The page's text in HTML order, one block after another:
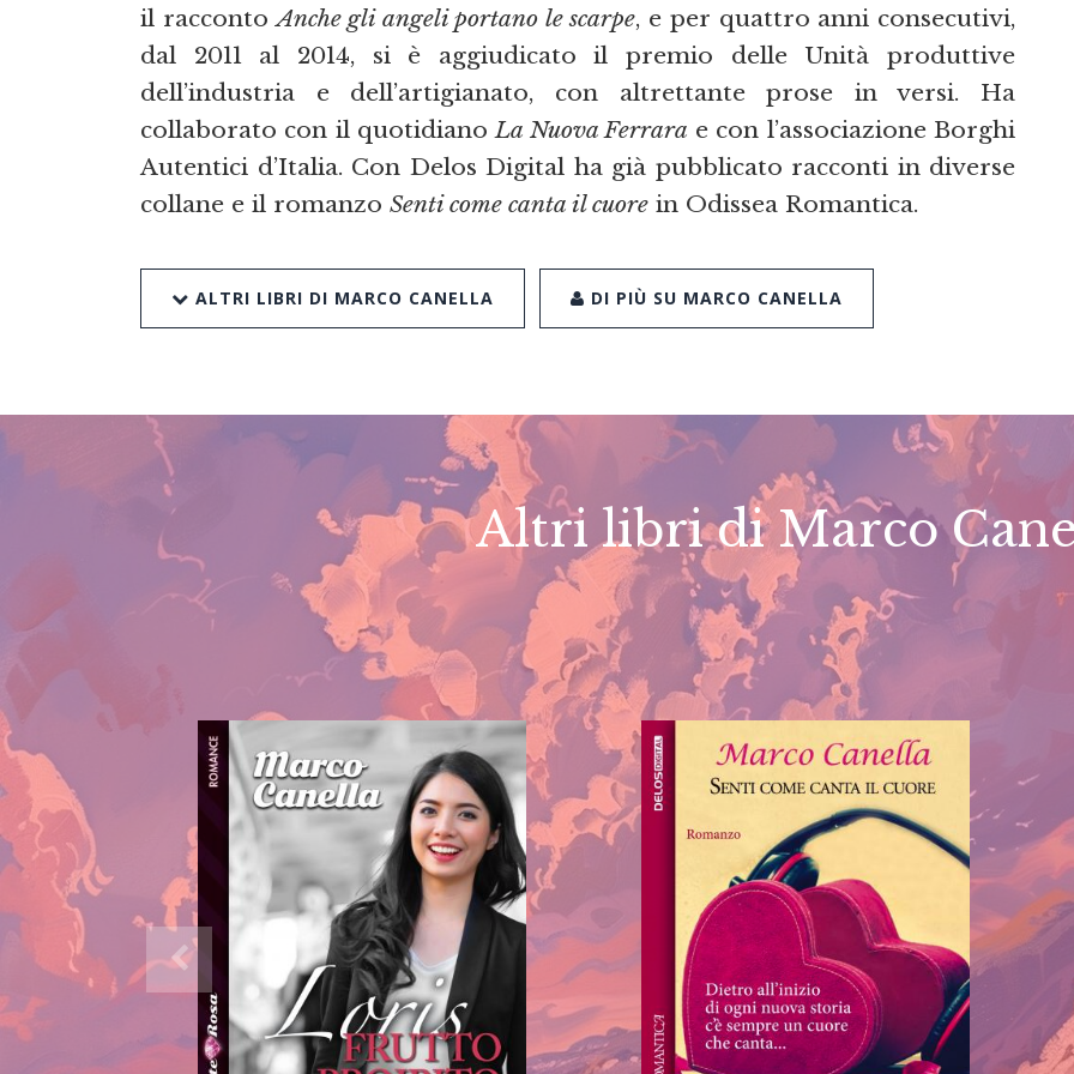
il raccontoAnche gli angeli portano le scarpe, e per quattro anni consecutivi,
dal 2011 al 2014, si è aggiudicato il premio delle Unità produttive
dell’industria e dell’artigianato, con altrettante prose in versi. Ha
collaborato con il quotidianoLa Nuova Ferrara e con l’associazione Borghi
Autentici d’Italia. Con Delos Digital ha già pubblicato racconti in diverse
collane e il romanzo Senti come canta il cuore in Odissea Romantica.
ALTRI LIBRI DI MARCO CANELLA DI PIÙ SU MARCO CANELLA
Altri libri di Marco